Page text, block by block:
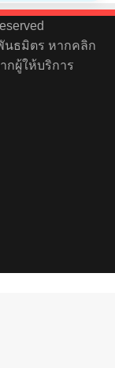
นธมิตร หากคลิก
กผู้ให้บริการ